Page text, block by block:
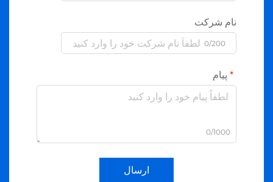
نام شرکت
0/200
پیام
0/1000
ارسال